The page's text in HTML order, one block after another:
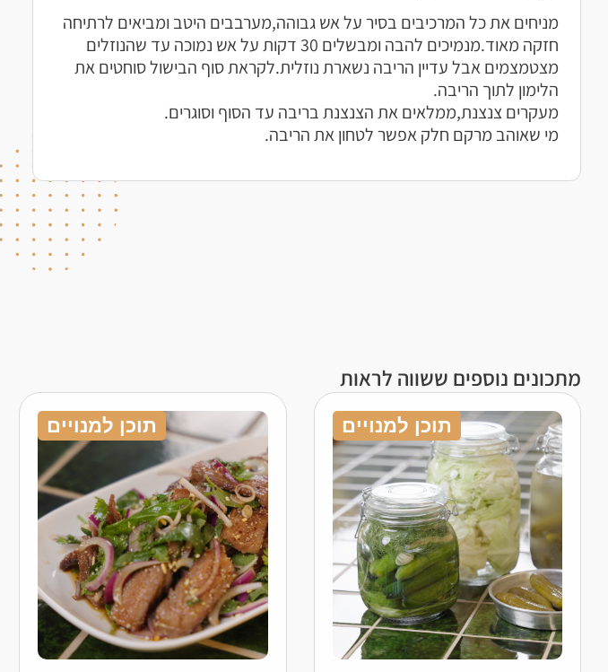
מניחים את כל המרכיבים בסיר על אש גבוהה,מערבבים היטב ומביאים לרתיחה
חזקה מאוד.מנמיכים להבה ומבשלים 30 דקות על אש נמוכה עד שהנוזלים
מצטמצמים אבל עדיין הריבה נשארת נוזלית.לקראת סוף הבישול סוחטים את
הלימון לתוך הריבה.
מעקרים צנצנת,ממלאים את הצנצנת בריבה עד הסוף וסוגרים.
מי שאוהב מרקם חלק אפשר לטחון את הריבה.
מתכונים נוספים ששווה לראות
תוכן למנויים
תוכן למנויים